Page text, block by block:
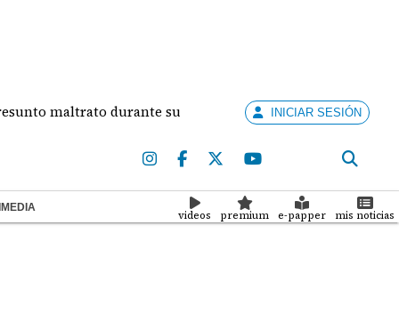
durante su relación Concurso Artistas
INICIAR SESIÓN
videos premium e-papper mis noticias